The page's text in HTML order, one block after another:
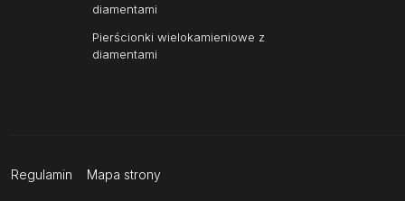
diamentami
Pierścionki wielokamieniowe z
diamentami
Regulamin Mapa strony